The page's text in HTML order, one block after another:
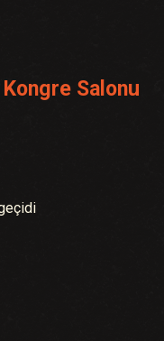
Salonu